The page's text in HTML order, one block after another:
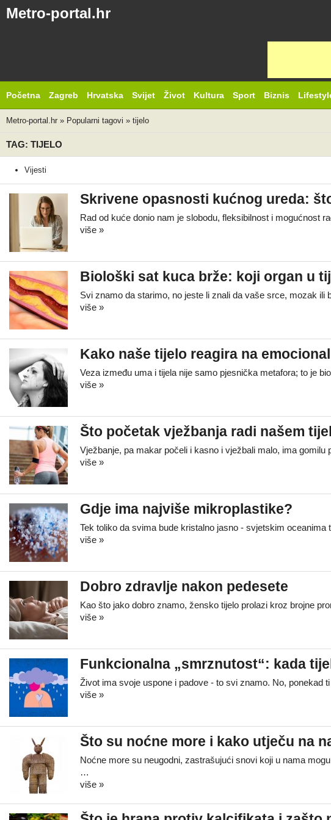
Metro-portal.hr
Početna Zagreb Hrvatska Svijet Život Kultura Sport Biznis
Metro-portal.hr » Popularni tagovi » tijelo
TAG: TIJELO
Vijesti
Skrivene opasnosti kućnog ureda:
Rad od kuće donio nam je slobodu, fleksibilnost i mogućnost
više »
Biološki sat kuca brže: koji organ u
Svi znamo da starimo, no jeste li znali da vaše srce, mozak
više »
Kako naše tijelo reagira na
Veza između uma i tijela nije samo pjesnička metafora; to je
više »
Što početak vježbanja radi našem
Vježbanje, pa makar počeli i kasno i vježbali malo, ima
više »
Gdje ima najviše mikroplastike?
Tek toliko da svima bude kristalno jasno - svjetskim
više »
Dobro zdravlje nakon pedesete
Kao što jako dobro znamo, žensko tijelo prolazi kroz brojne
više »
Funkcionalna „smrznutost“: kada
Život ima svoje uspone i padove - to svi znamo. No, ponekad
više »
Što su noćne more i kako utječu na
Noćne more su neugodni, zastrašujući snovi koji u nama
…
više »